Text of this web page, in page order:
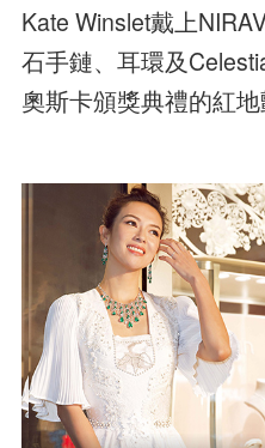
Kate Winslet戴上
石手鏈、耳環及
奧斯卡頒獎典禮的紅地